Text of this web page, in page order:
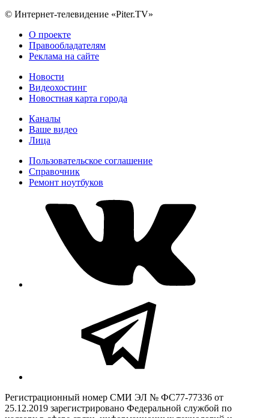
© Интернет-телевидение «Piter.TV»
О проекте
Правообладателям
Реклама на сайте
Новости
Видеохостинг
Новостная карта города
Каналы
Ваше видео
Лица
Пользовательское соглашение
Справочник
Ремонт нoутбуков
Регистрационный номер СМИ ЭЛ № ФС77-77336 от
25.12.2019 зарегистрировано Федеральной службой по